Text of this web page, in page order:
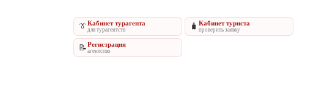
👔Кабинет турагента
для турагентств 🧳 Кабинет туриста
проверить заявку
📝Регистрация
агентство